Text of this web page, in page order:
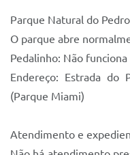
Parque Natural do
O parque abre
Pedalinho: Não
Endereço: Estrada do
(Parque Miami)
Atendimento e